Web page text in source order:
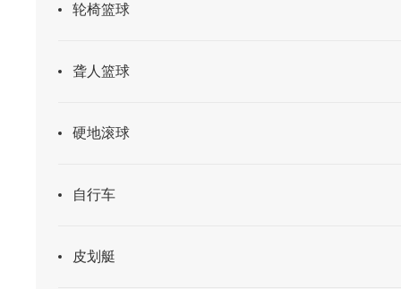
轮椅篮球
聋人篮球
硬地滚球
自行车
皮划艇